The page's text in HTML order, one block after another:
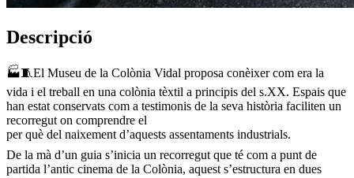
Descripció
🏭🧵El Museu de la Colònia Vidal proposa conèixer com era la
vida i el treball en una colònia tèxtil a principis del s.XX. Espais que
han estat conservats com a testimonis de la seva història faciliten un
recorregut on comprendre el
per què del naixement d’aquests assentaments industrials.
De la mà d’un guia s’inicia un recorregut que té com a punt de
partida l’antic cinema de la Colònia, aquest s’estructura en dues